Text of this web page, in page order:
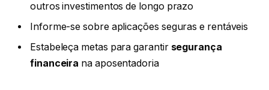
outros investimentos de longo prazo
Informe-se sobre aplicações seguras e rentáveis
Estabeleça metas para garantir segurança
financeira na aposentadoria